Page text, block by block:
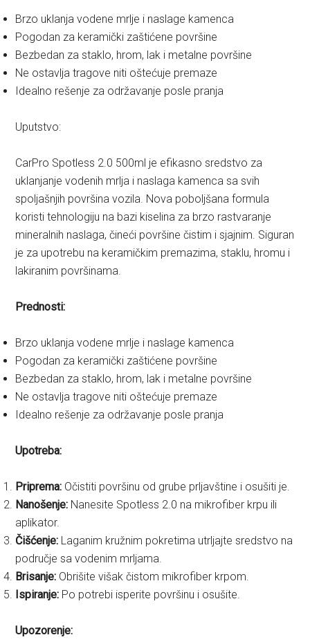
Brzo uklanja vodene mrlje i naslage kamenca
Pogodan za keramički zaštićene površine
Bezbedan za staklo, hrom, lak i metalne površine
Ne ostavlja tragove niti oštećuje premaze
Idealno rešenje za održavanje posle pranja
Uputstvo:
CarPro Spotless 2.0 500ml je efikasno sredstvo za
uklanjanje vodenih mrlja i naslaga kamenca sa svih
spoljašnjih površina vozila. Nova poboljšana formula
koristi tehnologiju na bazi kiselina za brzo rastvaranje
mineralnih naslaga, čineći površine čistim i sjajnim. Siguran
je za upotrebu na keramičkim premazima, staklu, hromu i
lakiranim površinama.
Prednosti:
Brzo uklanja vodene mrlje i naslage kamenca
Pogodan za keramički zaštićene površine
Bezbedan za staklo, hrom, lak i metalne površine
Ne ostavlja tragove niti oštećuje premaze
Idealno rešenje za održavanje posle pranja
Upotreba:
Priprema: Očistiti površinu od grube prljavštine i osušiti je.
Nanošenje: Nanesite Spotless 2.0 na mikrofiber krpu ili
aplikator.
Čišćenje: Laganim kružnim pokretima utrljajte sredstvo na
područje sa vodenim mrljama.
Brisanje: Obrišite višak čistom mikrofiber krpom.
Ispiranje: Po potrebi isperite površinu i osušite.
Upozorenje: